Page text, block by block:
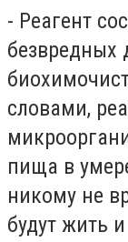
- Реагент
словами,
пища в
никому не
будут жить